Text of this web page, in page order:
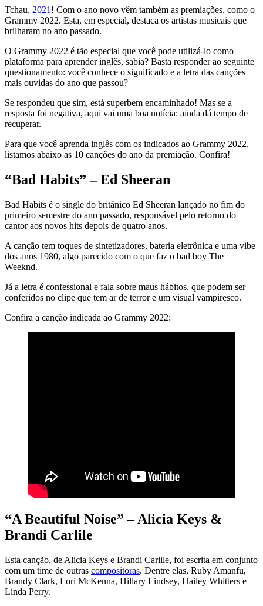
Tchau, 2021 ! Com o ano novo vêm também as premiações, como o
Grammy 2022. Esta, em especial, destaca os artistas musicais que
brilharam no ano passado.
O Grammy 2022 é tão especial que você pode utilizá-lo como
plataforma para aprender inglês, sabia? Basta responder ao seguinte
questionamento: você conhece o significado e a letra das canções
mais ouvidas do ano que passou?
Se respondeu que sim, está superbem encaminhado! Mas se a
resposta foi negativa, aqui vai uma boa notícia: ainda dá tempo de
recuperar.
Para que você aprenda inglês com os indicados ao Grammy 2022,
listamos abaixo as 10 canções do ano da premiação. Confira!
“Bad Habits” – Ed Sheeran
Bad Habits é o single do britânico Ed Sheeran lançado no fim do
primeiro semestre do ano passado, responsável pelo retorno do
cantor aos novos hits depois de quatro anos.
A canção tem toques de sintetizadores, bateria eletrônica e uma vibe
dos anos 1980, algo parecido com o que faz o bad boy The
Weeknd.
Já a letra é confessional e fala sobre maus hábitos, que podem ser
conferidos no clipe que tem ar de terror e um visual vampiresco.
Confira a canção indicada ao Grammy 2022:
“A Beautiful Noise” – Alicia Keys &
Brandi Carlile
Esta canção, de Alicia Keys e Brandi Carlile, foi escrita em conjunto
com um time de outras compositoras. Dentre elas, Ruby Amanfu,
Brandy Clark, Lori McKenna, Hillary Lindsey, Hailey Whitters e
Linda Perry.